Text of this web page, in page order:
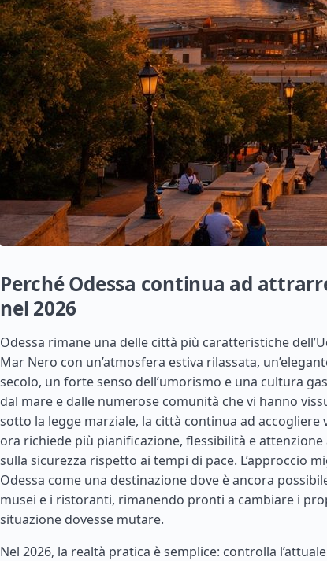
Perché Odessa continua ad
nel 2026
Odessa rimane una delle città più caratteristiche
Mar Nero con un’atmosfera estiva rilassata,
secolo, un forte senso dell’umorismo e una cultura
dal mare e dalle numerose comunità che vi hanno
sotto la legge marziale, la città continua ad accogliere
ora richiede più pianificazione, flessibilità e
sulla sicurezza rispetto ai tempi di pace. L’approccio
Odessa come una destinazione dove è ancora
musei e i ristoranti, rimanendo pronti a cambiare i
situazione dovesse mutare.
Nel 2026, la realtà pratica è semplice: controlla